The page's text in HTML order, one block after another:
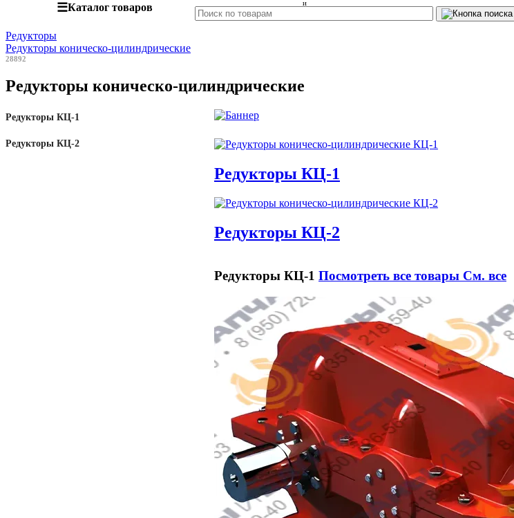
☰Каталог товаров
Редукторы
Редукторы коническо-цилиндрические
28892
Редукторы коническо-цилиндрические
Редукторы КЦ-1
Редукторы КЦ-2
Редукторы КЦ-1
Редукторы КЦ-2
Редукторы КЦ-1 Посмотреть все товары См. все